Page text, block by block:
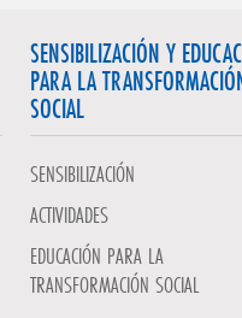
SENSIBILIZACIÓN Y
PARA LA
SOCIAL
SENSIBILIZACIÓN
ACTIVIDADES
EDUCACIÓN PARA LA
TRANSFORMACIÓN SOCIAL